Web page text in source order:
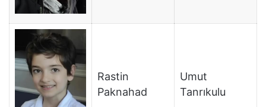
Rastin
Paknahad
Umut
Tanrıkulu